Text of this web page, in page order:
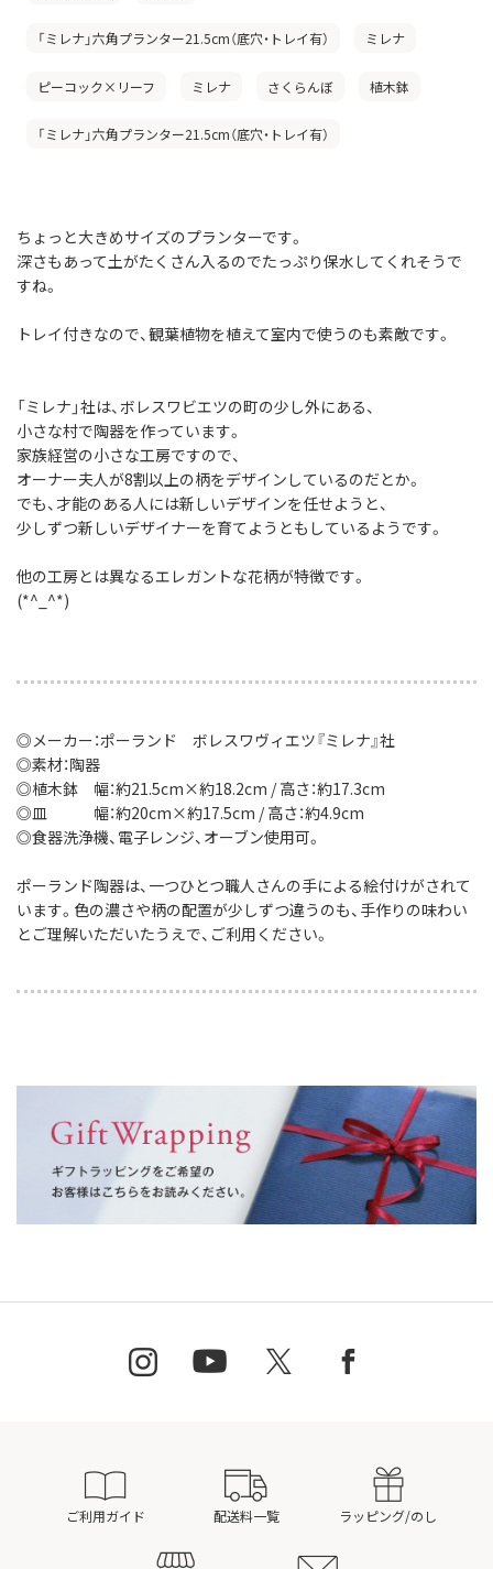
「ミレナ」六角プランター21.5cm（底穴・トレイ有） ミレナ
ピーコック×リーフ ミレナ さくらんぼ 植木鉢
「ミレナ」六角プランター21.5cm（底穴・トレイ有）
ちょっと大きめサイズのプランターです。
深さもあって土がたくさん入るのでたっぷり保水してくれそうで
すね。
トレイ付きなので、観葉植物を植えて室内で使うのも素敵です。
「ミレナ」社は、ボレスワビエツの町の少し外にある、
小さな村で陶器を作っています。
家族経営の小さな工房ですので、
オーナー夫人が8割以上の柄をデザインしているのだとか。
でも、才能のある人には新しいデザインを任せようと、
少しずつ新しいデザイナーを育てようともしているようです。
他の工房とは異なるエレガントな花柄が特徴です。
(*^_^*)
◎メーカー：ポーランド ボレスワヴィエツ『ミレナ』社
◎素材：陶器
◎植木鉢 幅：約21.5cm×約18.2cm / 高さ：約17.3cm
◎皿 幅：約20cm×約17.5cm / 高さ：約4.9cm
◎食器洗浄機、電子レンジ、オーブン使用可。
ポーランド陶器は、一つひとつ職人さんの手による絵付けがされて
います。色の濃さや柄の配置が少しずつ違うのも、手作りの味わい
とご理解いただいたうえで、ご利用ください。
ご利用ガイド 配送料一覧 ラッピング/のし